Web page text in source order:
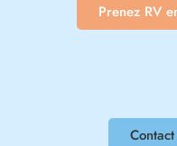
Prenez RV